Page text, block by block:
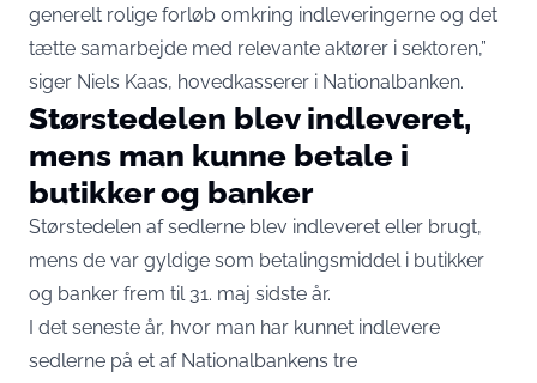
generelt rolige forløb omkring indleveringerne og det
tætte samarbejde med relevante aktører i sektoren,”
siger Niels Kaas, hovedkasserer i Nationalbanken.
Størstedelen blev indleveret,
mens man kunne betale i
butikker og banker
Størstedelen af sedlerne blev indleveret eller brugt,
mens de var gyldige som betalingsmiddel i butikker
og banker frem til 31. maj sidste år.
I det seneste år, hvor man har kunnet indlevere
sedlerne på et af Nationalbankens tre